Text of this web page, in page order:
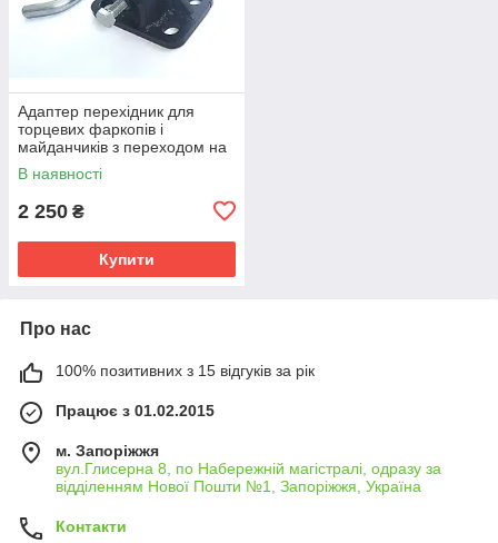
Адаптер перехідник для
торцевих фаркопів і
майданчиків з переходом на
квадратну вставку 50х50 мм.
В наявності
2 250 ₴
Купити
Про нас
100% позитивних з 15 відгуків за рік
Працює з 01.02.2015
м. Запоріжжя
вул.Глисерна 8, по Набережній магістралі, одразу за
відділенням Нової Пошти №1, Запоріжжя, Україна
Контакти